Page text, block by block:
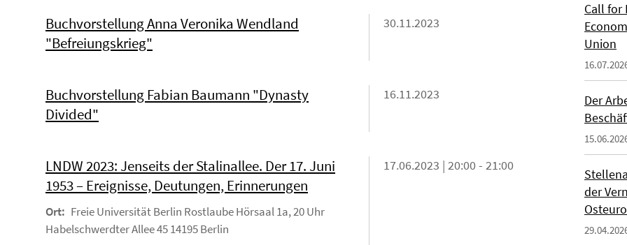
Buchvorstellung Anna Veronika Wendland
"Befreiungskrieg"
30.11.2023
Buchvorstellung Fabian Baumann "Dynasty
Divided"
16.11.2023
LNDW 2023: Jenseits der Stalinallee. Der 17. Juni
1953 – Ereignisse, Deutungen, Erinnerungen
Ort: Freie Universität Berlin Rostlaube Hörsaal 1a, 20 Uhr
Habelschwerdter Allee 45 14195 Berlin
17.06.2023 | 20:00 - 21:00
Call for
Union
Der
der